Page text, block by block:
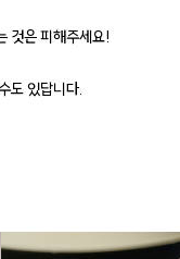
것은 피해주세요!
도 있답니다.